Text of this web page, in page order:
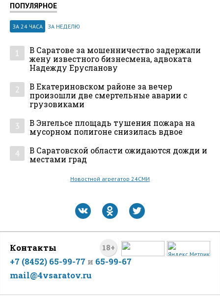
ПОПУЛЯРНОЕ
ЗА 24 ЧАСА ЗА НЕДЕЛЮ
1
В Саратове за мошенничество задержали
жену известного бизнесмена, адвоката
Надежду Ерусланову
2
В Екатериновском районе за вечер
произошли две смертельные аварии с
грузовиками
3
В Энгельсе площадь тушения пожара на
мусорном полигоне снизилась вдвое
4
В Саратовской области ожидаются дожди и
местами град
Новостной агрегатор 24СМИ
18+
Контакты
+7 (8452) 65-99-77 и 65-99-67
mail@4vsaratov.ru